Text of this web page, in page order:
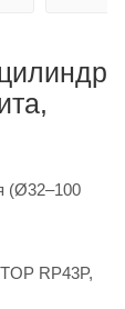
(Ø32–100
RP43P,